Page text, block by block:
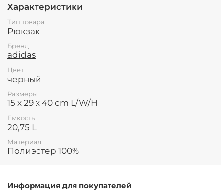
Информация для покупателей
Характеристики
Тип товара
Рюкзак
Бренд
adidas
Цвет
черный
Размеры
15 x 29 x 40 cm L/W/H
Емкость
20,75 L
Материал
Полиэстер 100%